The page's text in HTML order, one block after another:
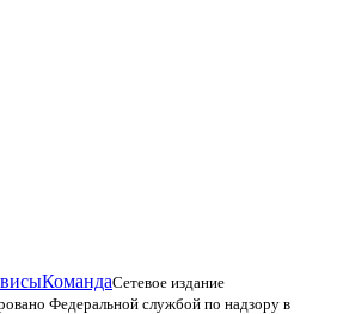
КомандаСетевое издание
Федеральной службой по надзору в